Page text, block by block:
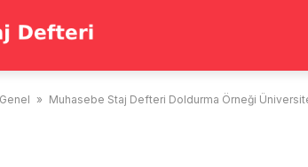
Genel » Muhasebe Staj Defteri Doldurma Örneği